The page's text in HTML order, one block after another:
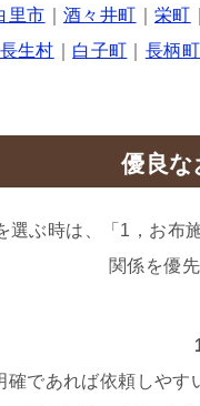
里市 酒々井町 栄町
長生村 白子町 長柄町
優良な
選ぶ時は、「1，お布
関係を優
確であれば依頼しや